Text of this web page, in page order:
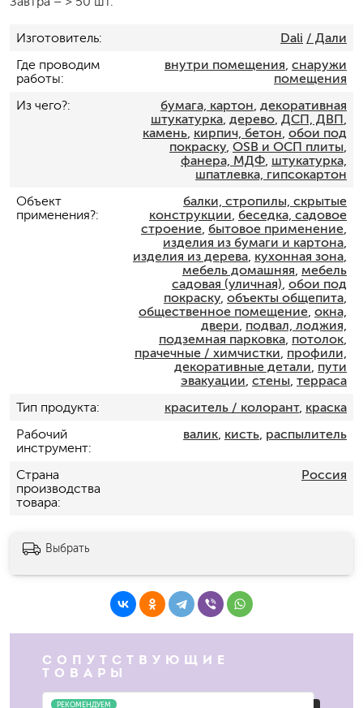
Изготовитель Dali / Дали
Где проводим
работы
внутри помещения снаружи
помещения
Из чего?
бумага, картон декоративная
штукатурка, дерево, ДСП, ДВП
камень, кирпич, бетон обои под
покраску, OSB и ОСП плиты
фанера, МДФ, штукатурка,
шпатлевка, гипсокартон
Объект
применения?
балки, стропилы, скрытые
конструкции беседка, садовое
строение, бытовое применение,
изделия из бумаги и картона,
изделия из дерева, кухонная зона,
мебель домашняя мебель
садовая (уличная) обои под
покраску, объекты общепита,
общественное помещение, окна,
двери подвал, лоджия,
подземная парковка, потолок,
прачечные / химчистки профили,
декоративные детали пути
эвакуации стены терраса
Тип продукта
краситель / колорант, краска
Рабочий
инструмент
валик, кисть, распылитель
Страна
производства
товара
Россия
Выбрать
СОПУТСТВУЮЩИЕ
ТОВАРЫ
РЕКОМЕНДУЕМ